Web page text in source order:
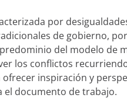
por
de gobierno,
del modelo de
los conflictos
ofrecer inspiración y
el documento de trabajo.